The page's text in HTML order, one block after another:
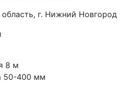
г. Нижний Новгород
8 м
50-400 мм